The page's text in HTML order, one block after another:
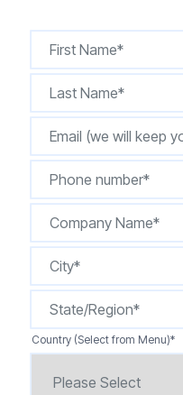
Country (Select from Menu)*